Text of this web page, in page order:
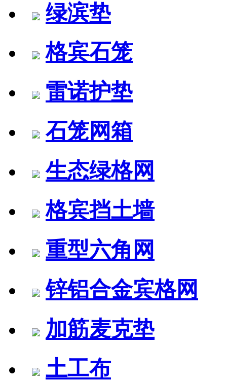
绿滨垫
格宾石笼
雷诺护垫
石笼网箱
生态绿格网
格宾挡土墙
重型六角网
锌铝合金宾格网
加筋麦克垫
土工布